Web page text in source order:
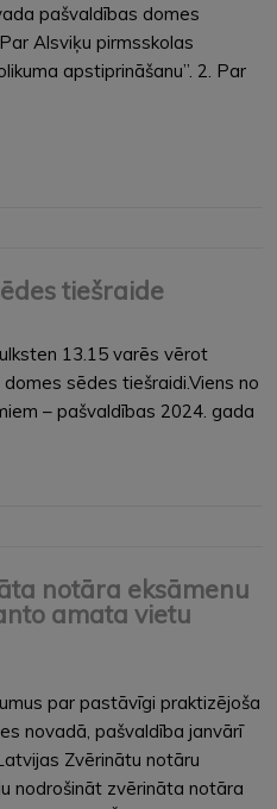
pašvaldības domes
Alsviķu pirmsskolas
apstiprināšanu”. 2. Par
tiešraide
13.15 varēs vērot
sēdes tiešraidi.Viens no
– pašvaldības 2024. gada
notāra eksāmenu
amata vietu
par pastāvīgi praktizējoša
novadā, pašvaldība janvārī
Zvērinātu notāru
nodrošināt zvērināta notāra